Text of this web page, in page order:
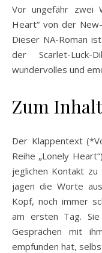
Vor ungefähr zwei
Heart“ von der
Dieser NA-Roman
der Scarlet-
wundervolles und
Zum Inhalt
Der Klappentext
Reihe „Lonely
jeglichen Kontakt
jagen die Worte
Kopf, noch immer
am ersten Tag.
Gesprächen mit
empfunden hat,